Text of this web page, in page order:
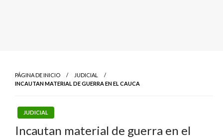
PÁGINA DE INICIO
JUDICIAL
INCAUTAN MATERIAL DE GUERRA EN EL CAUCA
JUDICIAL
Incautan material de guerra en el